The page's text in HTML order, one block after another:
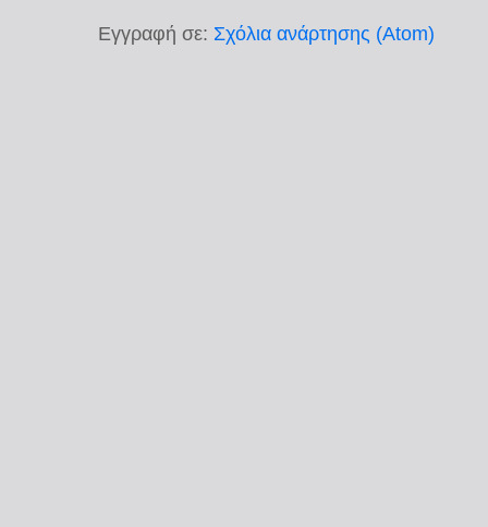
Εγγραφή σε: Σχόλια ανάρτησης (Atom)